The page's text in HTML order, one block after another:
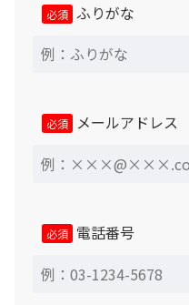
必須 ふりがな
必須 メールアドレス
必須 電話番号